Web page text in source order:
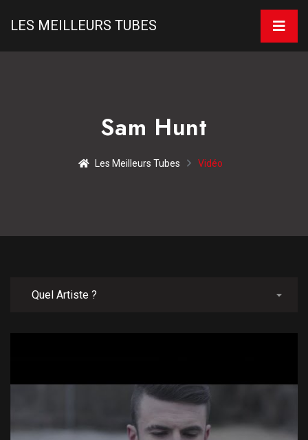
LES MEILLEURS TUBES
Sam Hunt
Les Meilleurs Tubes Vidéo